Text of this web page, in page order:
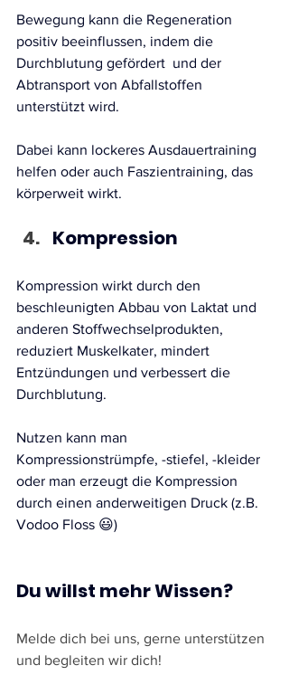
Bewegung kann die Regeneration
positiv beeinflussen, indem die
Durchblutung gefördert  und der
Abtransport von Abfallstoffen
unterstützt wird.
Dabei kann lockeres Ausdauertraining
helfen oder auch Faszientraining, das
körperweit wirkt.
Kompression
Kompression wirkt durch den
beschleunigten Abbau von Laktat und
anderen Stoffwechselprodukten,
reduziert Muskelkater, mindert
Entzündungen und verbessert die
Durchblutung.
Nutzen kann man
Kompressionstrümpfe, -stiefel, -kleider
oder man erzeugt die Kompression
durch einen anderweitigen Druck (z.B.
Vodoo Floss 😃)
Du willst mehr Wissen?
Melde dich bei uns, gerne unterstützen
und begleiten wir dich!